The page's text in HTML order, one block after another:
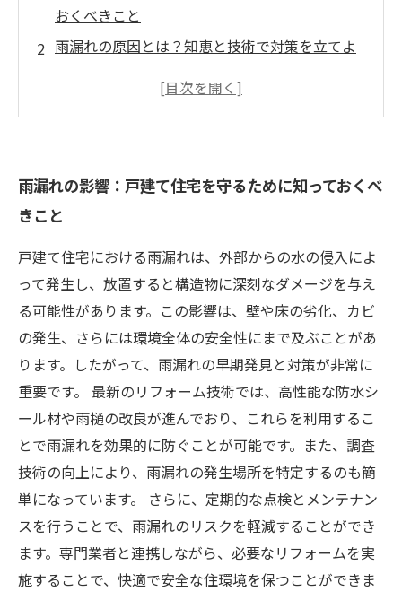
おくべきこと
雨漏れの原因とは？知恵と技術で対策を立てよ
最新のリフォーム技術で実現する雨漏れ対策の
バイステップ
安心・快適な住まいを手に入れるためのリフォ
ームガイド
雨漏れリスクを軽減するための最前線技術と
は？
たった一つの対策で変わる！戸建て住宅の未来
雨漏れの影響：戸建て住宅を守るために知っておくべ
きこと
戸建て住宅における雨漏れは、外部からの水の侵入によ
って発生し、放置すると構造物に深刻なダメージを与え
る可能性があります。この影響は、壁や床の劣化、カビ
の発生、さらには環境全体の安全性にまで及ぶことがあ
ります。したがって、雨漏れの早期発見と対策が非常に
重要です。 最新のリフォーム技術では、高性能な防水シ
ール材や雨樋の改良が進んでおり、これらを利用するこ
とで雨漏れを効果的に防ぐことが可能です。また、調査
技術の向上により、雨漏れの発生場所を特定するのも簡
単になっています。 さらに、定期的な点検とメンテナン
スを行うことで、雨漏れのリスクを軽減することができ
ます。専門業者と連携しながら、必要なリフォームを実
施することで、快適で安全な住環境を保つことができま